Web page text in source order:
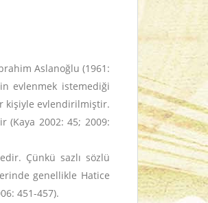
Aslanoğlu (1961:
evlenmek istemediği
kişiyle evlendirilmiştir.
(Kaya 2002: 45; 2009:
Çünkü sazlı sözlü
genellikle Hatice
451-457).